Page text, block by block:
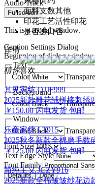
Audio Track
Fullscreen
This is a modal window.
Caption Settings Dialog
Beginning of dialog
Text
Color
Background
Color
Window
Color
Font Size
Text Edge Style
Font Family
Defaults Done
面料支数其他
印花工艺活性印花
是否进口否
详情
猜你喜欢
其见家纺 QJJF999
2025新款雕花绒拼接刺绣
￥150.00 闪电发货 包邮
乐童家纺 LT915
2025秋冬新款全棉磨毛数
￥125.00 闪电发货 包邮
简纯主义 JCZY916
2025新款全棉皱皱纱花边